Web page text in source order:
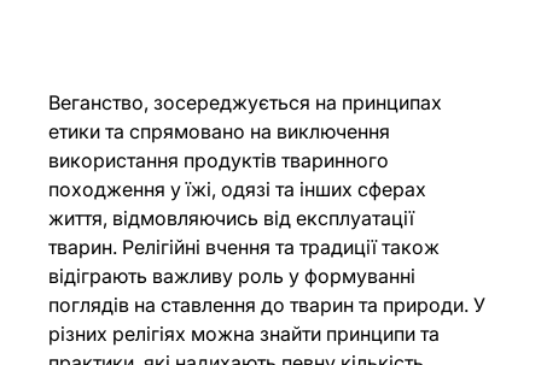
Веганство, зосереджується на принципах
етики та спрямовано на виключення
використання продуктів тваринного
походження у їжі, одязі та інших сферах
життя, відмовляючись від експлуатації
тварин. Релігійні вчення та традиції також
відіграють важливу роль у формуванні
поглядів на ставлення до тварин та природи. У
різних релігіях можна знайти принципи та